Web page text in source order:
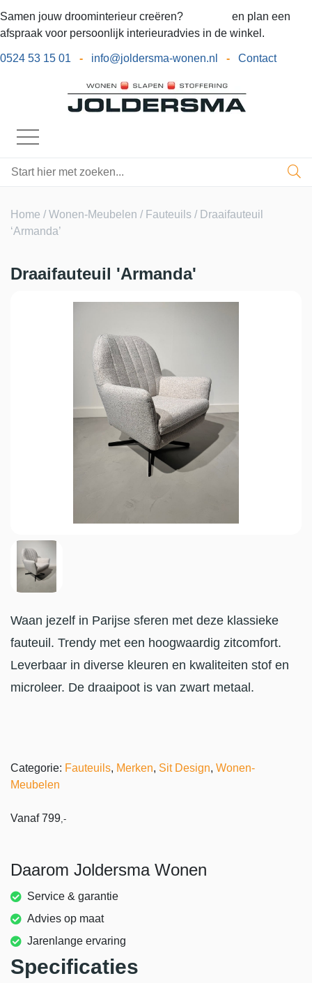
Samen jouw droominterieur creëren?
en plan een
afspraak voor persoonlijk interieuradvies in de winkel.
0524 53 15 01 - info@joldersma-wonen.nl - Contact
Home /Wonen-Meubelen / Fauteuils / Draaifauteuil
‘Armanda’
Draaifauteuil 'Armanda'
Waan jezelf in Parijse sferen met deze klassieke
fauteuil. Trendy met een hoogwaardig zitcomfort.
Leverbaar in diverse kleuren en kwaliteiten stof en
microleer. De draaipoot is van zwart metaal.
Categorie: Fauteuils, Merken, Sit Design, Wonen-
Meubelen
Vanaf 799,-
Daarom Joldersma Wonen
Service & garantie
Advies op maat
Jarenlange ervaring
Specificaties